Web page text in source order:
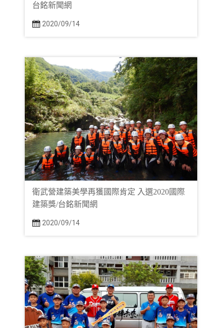
台銘新聞網
2020/09/14
衛武營建築美學再獲國際肯定 入選2020國際
建築獎/台銘新聞網
2020/09/14